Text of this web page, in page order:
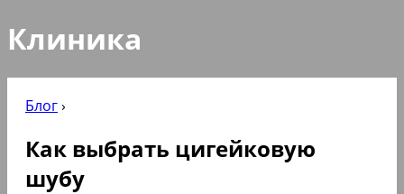
Клиника
Блог›
Как выбрать цигейковую
шубу